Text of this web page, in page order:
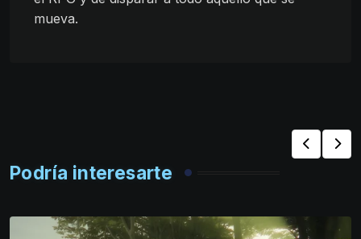
mueva.
Podría interesarte